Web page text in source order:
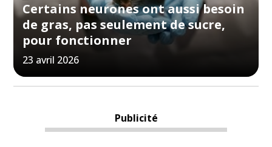
Certains neurones ont aussi besoin
de gras, pas seulement de sucre,
pour fonctionner
23 avril 2026
Publicité